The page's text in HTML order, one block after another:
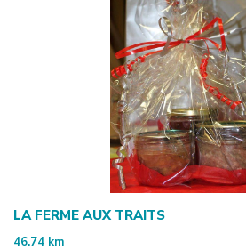
LA FERME AUX TRAITS
46.74 km